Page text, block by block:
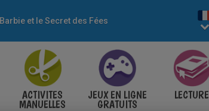
Barbie et le Secret des Fées
ACTIVITES
MANUELLES
JEUX EN LIGNE
GRATUITS
LECTURE